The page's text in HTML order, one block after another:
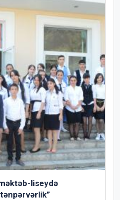
liseydə